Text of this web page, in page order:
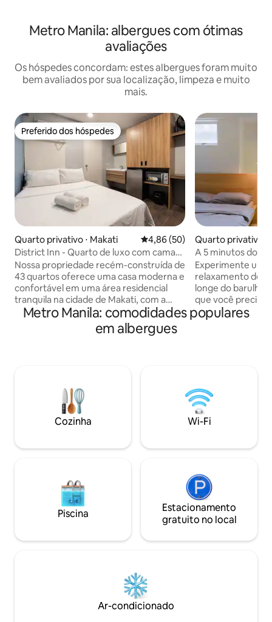
Metro Manila: albergues com ótimas
avaliações
Os hóspedes concordam: estes albergues foram muito
bem avaliados por sua localização, limpeza e muito
mais.
Preferido dos hóspedes
Preferido dos hóspedes
Quarto privativo ⋅ Makati 4,86 de uma avaliação média
4,86 (50)
District Inn - Quarto de luxo com cama
de casal 5
Nossa propriedade recém-construída de
43 quartos oferece uma casa moderna e
confortável em uma área residencial
tranquila na cidade de Makati, com a
movimentada Bonifacio Global City a
apenas 10 minutos a pé. Wi-Fi 50 Mbps
via linha dedicada alugada. Distância: St
minutos Powerplant Mall - 1,7 km/ 5
minutos Glorietta Mall - 2,8 km/ 10
minutos Ponto de ônibus Guadalupe -
1,4 km/9 minutos
Quarto privativo ⋅
A 5 minutos do
quarto para 2
Experimente uma
relaxamento
longe do barulho
que você precisa
está lá com você.
conforto em
climatizados,
com Netflix,
de cama limpas.
Metro Manila: comodidades populares
em albergues
Cozinha Wi-Fi
Piscina
Estacionamento
gratuito no local
Ar-condicionado